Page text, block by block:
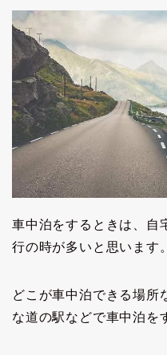
車中泊をするときは、自
行の時が多いと思います。
どこが車中泊できる場所
な道の駅などで車中泊を